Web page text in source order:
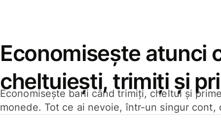
Economisește atunci
cheltuiești, trimiți și
Economisește bani când trimiți, cheltui și
monede. Tot ce ai nevoie, într-un singur cont,